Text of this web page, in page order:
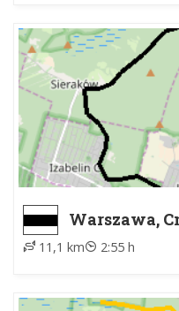
Warszawa,
brama
11,1 km 2:55 h